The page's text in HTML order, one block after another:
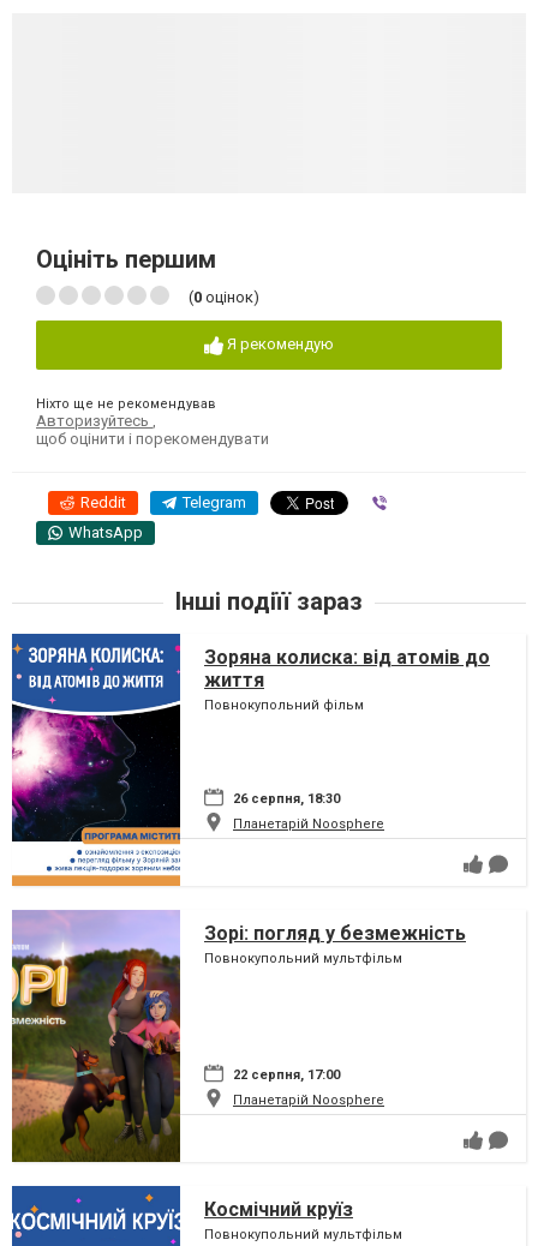
Оцініть першим
(0 оцінок)
Я рекомендую
Ніхто ще не рекомендував
Авторизуйтесь
щоб оцінити і порекомендувати
Reddit Telegram
WhatsApp
Інші подіїї зараз
Зоряна колиска: від атомів до
життя
Повнокупольний фільм
26 серпня, 18:30
Планетарій Noosphere
Зорі: погляд у безмежність
Повнокупольний мультфільм
22 серпня, 17:00
Планетарій Noosphere
Космічний круїз
Повнокупольний мультфільм